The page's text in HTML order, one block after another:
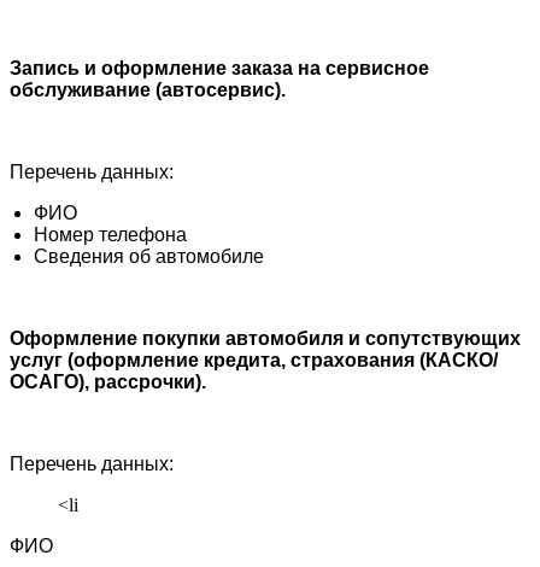
Запись и оформление заказа на сервисное
обслуживание (автосервис).
Перечень данных:
ФИО
Номер телефона
Сведения об автомобиле
Оформление покупки автомобиля и сопутствующих
услуг (оформление кредита, страхования (КАСКО/
ОСАГО), рассрочки).
Перечень данных:
<li
ФИО